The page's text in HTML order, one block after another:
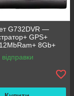
G732DVR —
GPS+
8Gb+